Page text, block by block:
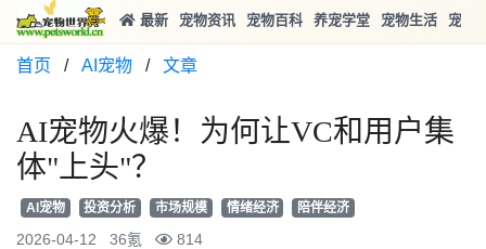
最新 宠物资讯 宠物百科 养宠学堂 宠物生活 宠物
首页 / AI宠物 / 文章
AI宠物火爆！为何让VC和用户集
体"上头"？
AI宠物 投资分析 市场规模 情绪经济 陪伴经济
2026-04-12 36氪 814